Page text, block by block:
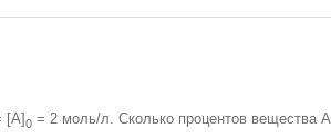
[А]0 = 2 моль/л. Сколько процентов вещества А